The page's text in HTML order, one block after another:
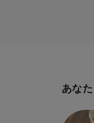
あな